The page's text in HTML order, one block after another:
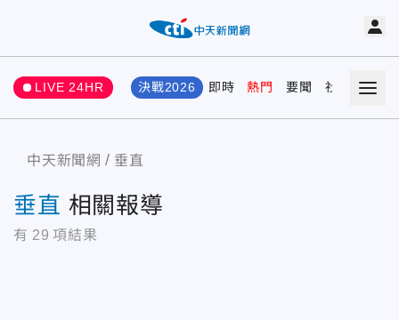
LIVE 24HR 決戰2026 即時 熱門 要聞 社會 娛樂
中天新聞網 垂直
垂直 相關報導
有 29 項結果